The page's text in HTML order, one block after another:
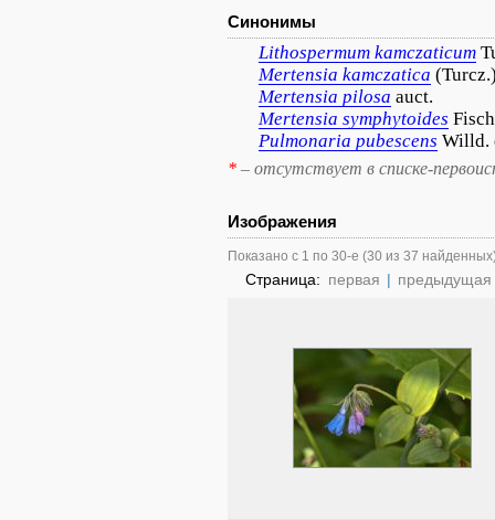
Синонимы
Lithospermum kamczaticum
Mertensia kamczatica
Mertensia pilosa auct.
Mertensia symphytoides
Pulmonaria pubescens Willd.
* – отсутствует в списке-
Изображения
Показано с 1 по 30-е (30 из 37
Страница: первая | предыдущая